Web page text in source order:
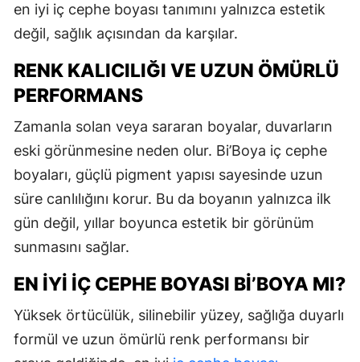
en iyi iç cephe boyası tanımını yalnızca estetik
değil, sağlık açısından da karşılar.
RENK KALICILIĞI VE UZUN ÖMÜRLÜ
PERFORMANS
Zamanla solan veya sararan boyalar, duvarların
eski görünmesine neden olur. Bi’Boya iç cephe
boyaları, güçlü pigment yapısı sayesinde uzun
süre canlılığını korur. Bu da boyanın yalnızca ilk
gün değil, yıllar boyunca estetik bir görünüm
sunmasını sağlar.
EN İYI İÇ CEPHE BOYASI BI’BOYA MI?
Yüksek örtücülük, silinebilir yüzey, sağlığa duyarlı
formül ve uzun ömürlü renk performansı bir